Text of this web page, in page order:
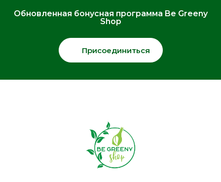
Обновленная бонусная программа Be Greeny
Shop
Присоединиться